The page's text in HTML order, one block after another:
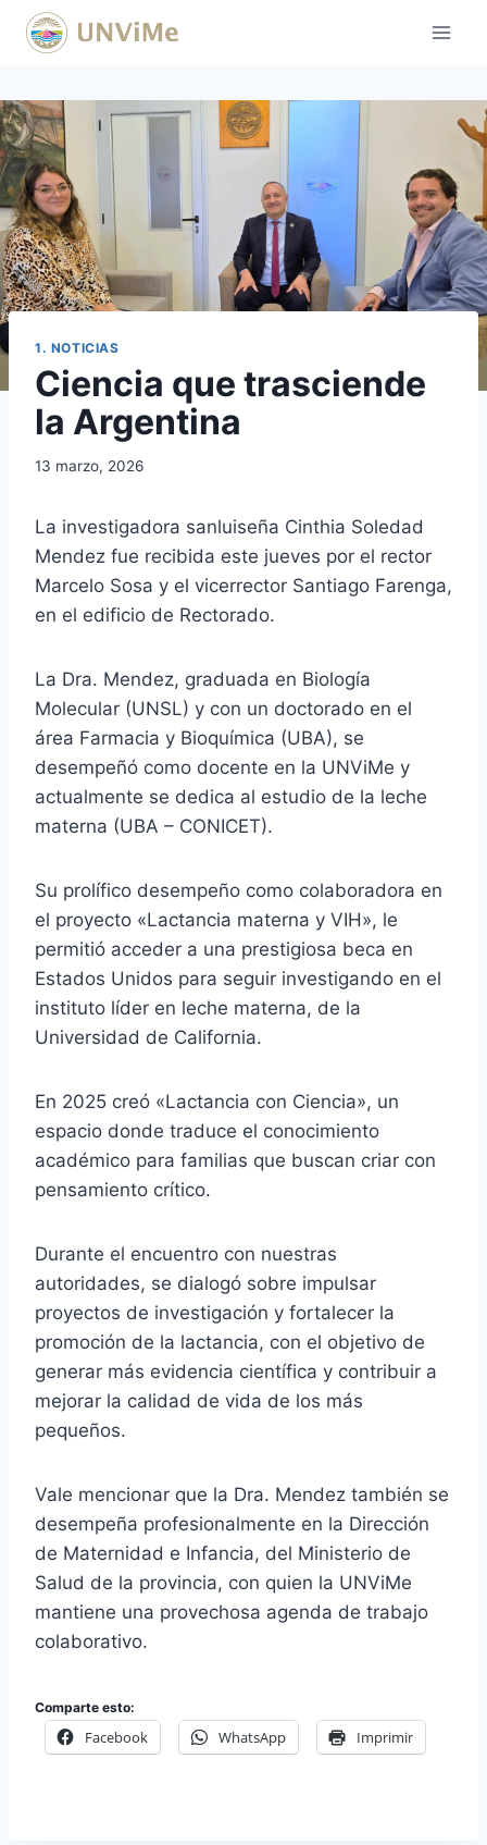
Saltar
1. NOTICIAS
Ciencia que trasciende
la Argentina
13 marzo, 2026
La investigadora sanluiseña Cinthia Soledad
Mendez fue recibida este jueves por el rector
Marcelo Sosa y el vicerrector Santiago Farenga,
en el edificio de Rectorado.
La Dra. Mendez, graduada en Biología
Molecular (UNSL) y con un doctorado en el
área Farmacia y Bioquímica (UBA), se
desempeñó como docente en la UNViMe y
actualmente se dedica al estudio de la leche
materna (UBA – CONICET).
Su prolífico desempeño como colaboradora en
el proyecto «Lactancia materna y VIH», le
permitió acceder a una prestigiosa beca en
Estados Unidos para seguir investigando en el
instituto líder en leche materna, de la
Universidad de California.
En 2025 creó «Lactancia con Ciencia», un
espacio donde traduce el conocimiento
académico para familias que buscan criar con
pensamiento crítico.
Durante el encuentro con nuestras
autoridades, se dialogó sobre impulsar
proyectos de investigación y fortalecer la
promoción de la lactancia, con el objetivo de
generar más evidencia científica y contribuir a
mejorar la calidad de vida de los más
pequeños.
Vale mencionar que la Dra. Mendez también se
desempeña profesionalmente en la Dirección
de Maternidad e Infancia, del Ministerio de
Salud de la provincia, con quien la UNViMe
mantiene una provechosa agenda de trabajo
colaborativo.
Comparte esto:
Facebook WhatsApp Imprimir